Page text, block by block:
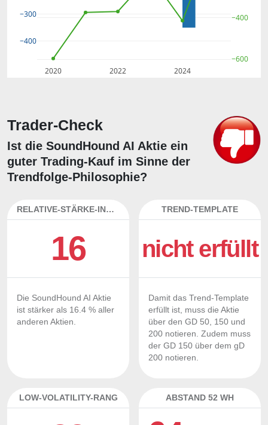
2020 2022 2024
−400
−300
−600
−400
Trader-Check
Ist die SoundHound AI Aktie ein
guter Trading-Kauf im Sinne der
Trendfolge-Philosophie?
RELATIVE-STÄRKE-INDEX
16
Die SoundHound AI Aktie
ist stärker als 16.4 % aller
anderen Aktien.
TREND-TEMPLATE
nicht erfüllt
Damit das Trend-Template
erfüllt ist, muss die Aktie
über den GD 50, 150 und
200 notieren. Zudem muss
der GD 150 über dem gD
200 notieren.
LOW-VOLATILITY-RANG ABSTAND 52 WH